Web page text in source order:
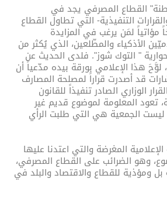
القطاع المصرفي يجد في
التنفيذية- التي تطاول القطاع
مؤاتياً لمَن يرغب في المزايدة
الأذكياء والمطّلعين، الذي يُكثر من
" التوك شوز". فلدى الحديث عن
هذا الإعلامي بورقة بيده مدّعياً أن
قد أصدرت قراراً لمصلحة المصارف
الوزاري الصادر تنفيذاً للقانون
تعود المعلومة لموضوع قديم غير
ليست الجمعية هي التي طلبت الرأي
المغرضة والتي اعتدنا عليها
وهو الضرائب على القطاع المصرفي،
بل ومؤذية للقطاع والاقتصاد والبلد في